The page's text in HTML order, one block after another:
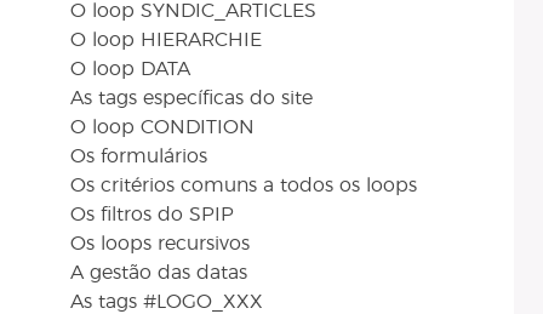
O loop SYNDIC_ARTICLES
O loop HIERARCHIE
O loop DATA
As tags específicas do site
O loop CONDITION
Os formulários
Os critérios comuns a todos os loops
Os filtros do SPIP
Os loops recursivos
A gestão das datas
As tags #LOGO_XXX